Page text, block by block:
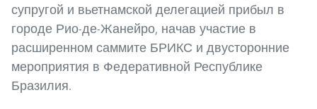
супругой и вьетнамской делегацией прибыл в
городе Рио-де-Жанейро, начав участие в
расширенном саммите БРИКС и двусторонние
мероприятия в Федеративной Республике
Бразилия.